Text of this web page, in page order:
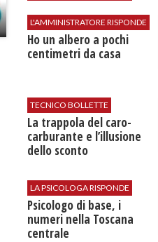
L'AMMINISTRATORE RISPONDE
Ho un albero a pochi
centimetri da casa
TECNICO BOLLETTE
​La trappola del caro-
carburante e l’illusione
dello sconto
LA PSICOLOGA RISPONDE
Psicologo di base, i
numeri nella Toscana
centrale